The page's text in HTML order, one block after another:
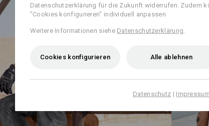
Datenschutzerklärung für die Zukunft widerrufen. Zudem
"Cookies konfigurieren" individuell anpassen
Weitere Informationen siehe Datenschutzerklärung
Cookies konfigurieren Alle ablehnen
Datenschutz | Impressum